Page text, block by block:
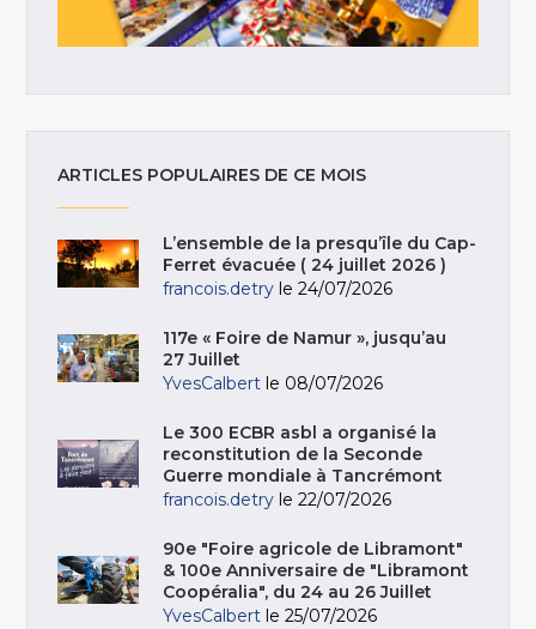
ARTICLES POPULAIRES DE CE MOIS
L’ensemble de la presqu’île du Cap-
Ferret évacuée ( 24 juillet 2026 )
francois.detry le 24/07/2026
117e « Foire de Namur », jusqu’au
27 Juillet
YvesCalbert le 08/07/2026
Le 300 ECBR asbl a organisé la
reconstitution de la Seconde
Guerre mondiale à Tancrémont
francois.detry le 22/07/2026
90e "Foire agricole de Libramont"
& 100e Anniversaire de "Libramont
Coopéralia", du 24 au 26 Juillet
YvesCalbert le 25/07/2026